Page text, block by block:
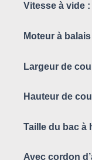
Vitesse à vide :
Moteur à
Largeur de
Hauteur de
Taille du bac à
Avec cordon